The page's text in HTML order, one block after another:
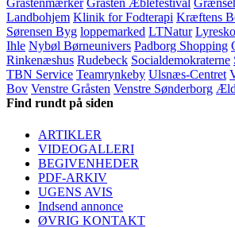
Gråstenmærker Gråsten Æblefestival
Landbohjem Klinik for Fodterapi Kræftens
Sørensen Byg loppemarked LTNatur
Ihle Nybøl Børneunivers Padborg Shopping
Rinkenæshus Rudebeck Socialdemokraterne
TBN Service Teamrynkeby Ulsnæs-Centret
Bov Venstre Gråsten Venstre Sønderborg
Find rundt på siden
ARTIKLER
VIDEOGALLERI
BEGIVENHEDER
PDF-ARKIV
UGENS AVIS
Indsend annonce
ØVRIG KONTAKT